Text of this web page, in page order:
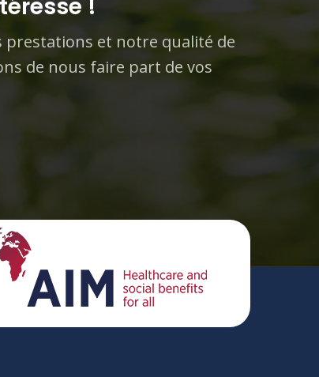
!
prestations et notre qualité de
de nous faire part de vos